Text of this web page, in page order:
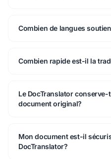
Combien de langues
Combien rapide est-il la
Le DocTranslator
document original?
Mon document est-il
DocTranslator?